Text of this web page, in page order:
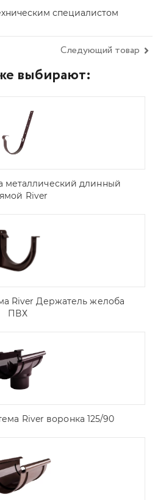
специалистом
Следующий товар
выбирают:
металлический длинный
River
River Держатель желоба
ПВХ
River воронка 125/90